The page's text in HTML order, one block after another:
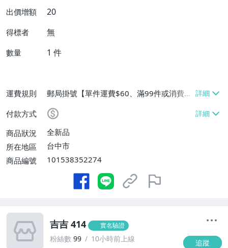
出價增額 20
得標者 無
數量 1 件
運費規則
郵局掛號【單件運費$60、滿99件或消費滿
$9999免運費】
付款方式
商品狀況
全新品
所在地區
台中市
商品編號
101538352274
吉吉 414 實名驗證
粉絲數 99 10小時前上線 追蹤